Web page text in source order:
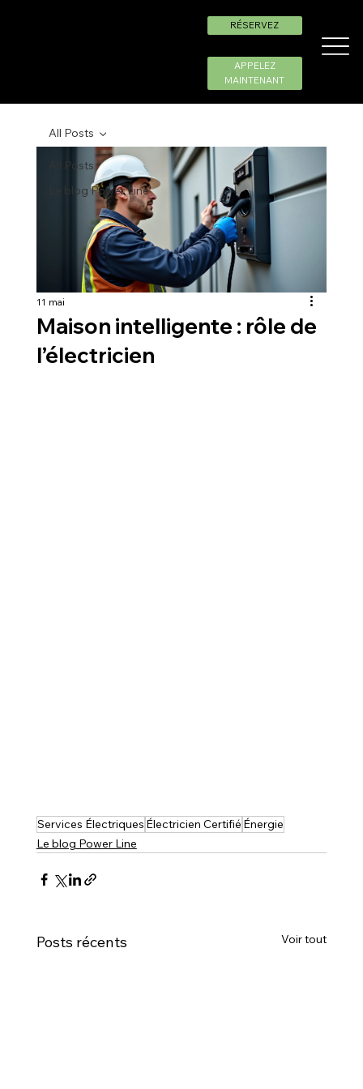
APPELEZ
MAINTENANT
RÉSERVEZ
All Posts
Le blog Power Line
All Posts
Maison intelligente : rôle de
l’électricien
11 mai
Services Électriques Électricien Certifié Énergie
Le blog Power Line
Posts récents Voir tout